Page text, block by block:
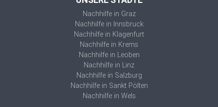
Nachhilfe in Graz
Nachhilfe in Innsbruck
Nachhilfe in Klagenfurt
Nachhilfe in Krems
Nachhilfe in Leoben
Nachhilfe in Linz
Nachhilfe in Salzburg
Nachhilfe in Sankt Pölten
Nachhilfe in Wels